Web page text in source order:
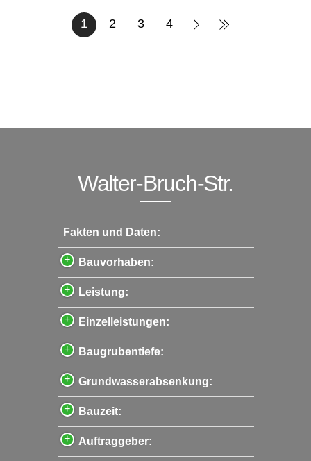
1 2 3 4
Walter-Bruch-Str.
Fakten und Daten:
Bauvorhaben:
Leistung:
Einzelleistungen:
Baugrubentiefe:
Grundwasserabsenkung:
Bauzeit:
Auftraggeber: